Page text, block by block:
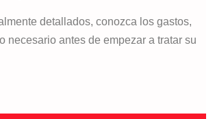
detallados, conozca los gastos,
necesario antes de empezar a tratar su